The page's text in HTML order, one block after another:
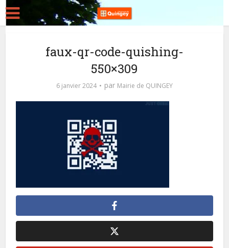
faux-qr-code-quishing-
550×309
6 janvier 2024 par Mairie de QUINGEY